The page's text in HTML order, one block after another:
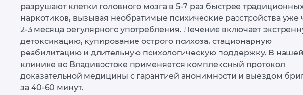
разрушают клетки головного мозга в 5-7 раз быстрее
наркотиков, вызывая необратимые психические расстройства уже
2-3 месяца регулярного употребления. Лечение включает
детоксикацию, купирование острого психоза, стационарную
реабилитацию и длительную психологическую поддержку. В нашей
клинике во Владивостоке применяется комплексный протокол
доказательной медицины с гарантией анонимности и выездом
за 40-60 минут.